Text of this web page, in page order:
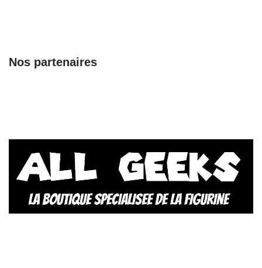
Nos partenaires